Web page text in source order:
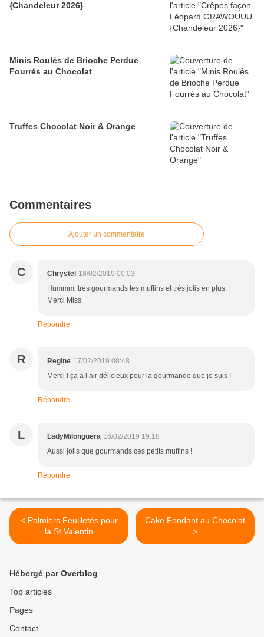
{Chandeleur 2026}
Minis Roulés de Brioche Perdue
Fourrés au Chocolat
Truffes Chocolat Noir & Orange
Commentaires
Ajouter un commentaire
C Chrystel 18/02/2019 00:03
Hummm, très gourmands tes muffins et très jolis en plus.
Merci Miss
Répondre
R Regine 17/02/2019 08:48
Merci ! ça a l air délicieux pour la gourmande que je suis !
Répondre
L LadyMilonguera 16/02/2019 19:18
Aussi jolis que gourmands ces petits muffins !
Répondre
< Palmiers Feuilletés pour
la St Valentin
Cake Fondant au Chocolat
>
Hébergé par Overblog
Top articles
Pages
Contact